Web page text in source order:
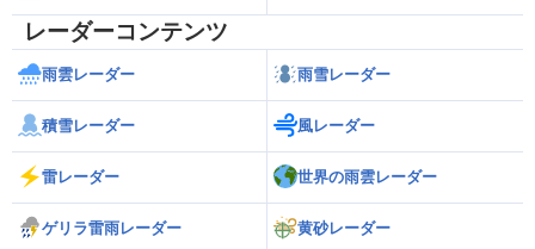
レーダーコンテンツ
雨雲レーダー 雨雪レーダー
積雪レーダー 風レーダー
雷レーダー 世界の雨雲レーダー
ゲリラ雷雨レーダー 黄砂レーダー